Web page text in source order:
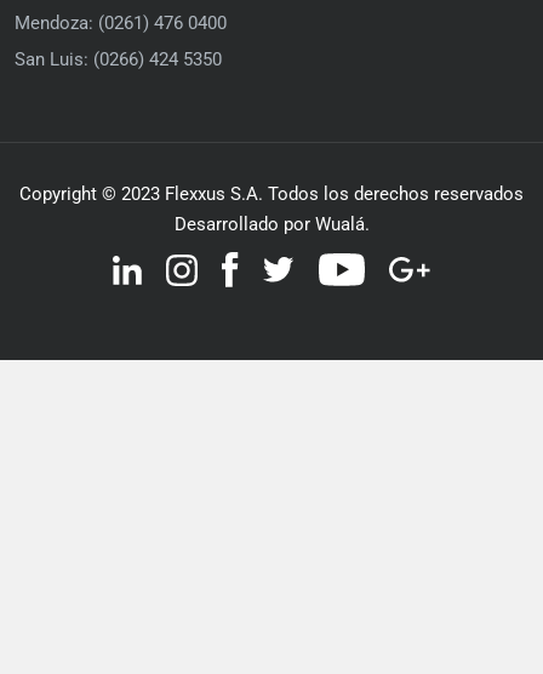
Mendoza: (0261) 476 0400
San Luis: (0266) 424 5350
Copyright © 2023 Flexxus S.A. Todos los derechos reservados
Desarrollado por Wualá.